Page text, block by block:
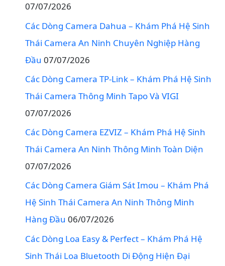
07/07/2026
Các Dòng Camera Dahua – Khám Phá Hệ Sinh
Thái Camera An Ninh Chuyên Nghiệp Hàng
Đầu 07/07/2026
Các Dòng Camera TP-Link – Khám Phá Hệ Sinh
Thái Camera Thông Minh Tapo Và VIGI
07/07/2026
Các Dòng Camera EZVIZ – Khám Phá Hệ Sinh
Thái Camera An Ninh Thông Minh Toàn Diện
07/07/2026
Các Dòng Camera Giám Sát Imou – Khám Phá
Hệ Sinh Thái Camera An Ninh Thông Minh
Hàng Đầu 06/07/2026
Các Dòng Loa Easy & Perfect – Khám Phá Hệ
Sinh Thái Loa Bluetooth Di Động Hiện Đại